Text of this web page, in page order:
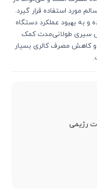
مورد استفاده قرار گیرد.
و به بهبود عملکرد دستگاه
سیری طولانی‌مدت کمک
کاهش مصرف کالری بسیار
رژیمی